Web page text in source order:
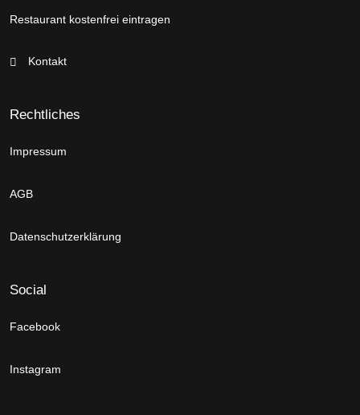
Restaurant kostenfrei eintragen
Kontakt
Rechtliches
Impressum
AGB
Datenschutzerklärung
Social
Facebook
Instagram